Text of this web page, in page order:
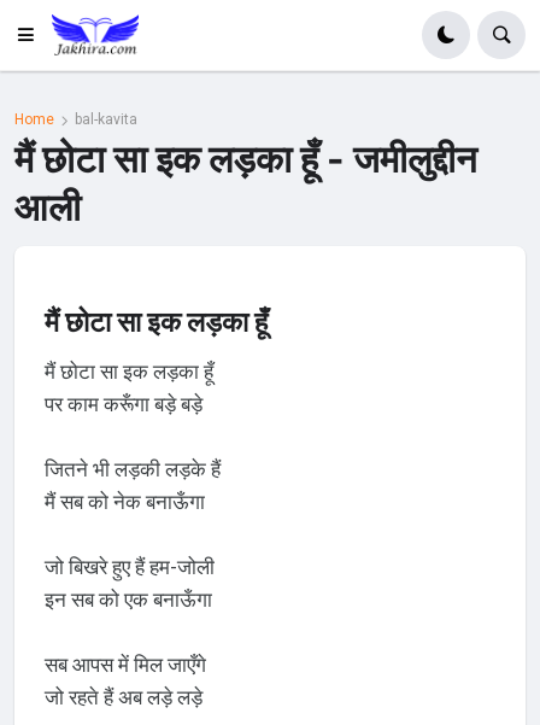
Home bal-kavita
मैं छोटा सा इक लड़का हूँ - जमीलुद्दीन
आली
मैं छोटा सा इक लड़का हूँ
मैं छोटा सा इक लड़का हूँ
पर काम करूँगा बड़े बड़े
जितने भी लड़की लड़के हैं
मैं सब को नेक बनाऊँगा
जो बिखरे हुए हैं हम-जोली
इन सब को एक बनाऊँगा
सब आपस में मिल जाएँगे
जो रहते हैं अब लड़े लड़े